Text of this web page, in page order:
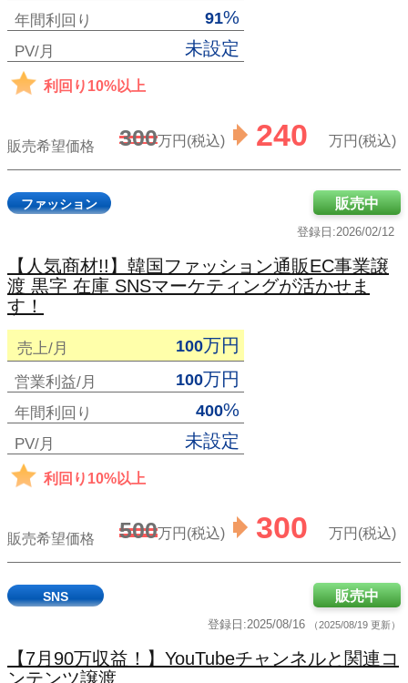
年間利回り 91%
PV/月 未設定
利回り10%以上
販売希望価格 300万円(税込) 240 万円(税込)
ファッション
登録日:2026/02/12
販売中
【人気商材!!】韓国ファッション通販EC事業譲
渡 黒字 在庫 SNSマーケティングが活かせま
す！
売上/月 100万円
営業利益/月 100万円
年間利回り 400%
PV/月 未設定
利回り10%以上
販売希望価格 500万円(税込) 300 万円(税込)
SNS
登録日:2025/08/16 （2025/08/19 更新）
販売中
【7月90万収益！】YouTubeチャンネルと関連コ
ンテンツ譲渡